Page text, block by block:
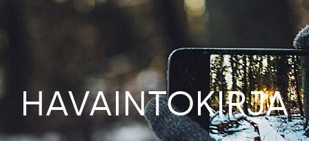
HAVAINTOKIRJA